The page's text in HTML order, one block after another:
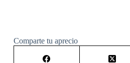
Comparte tu aprecio